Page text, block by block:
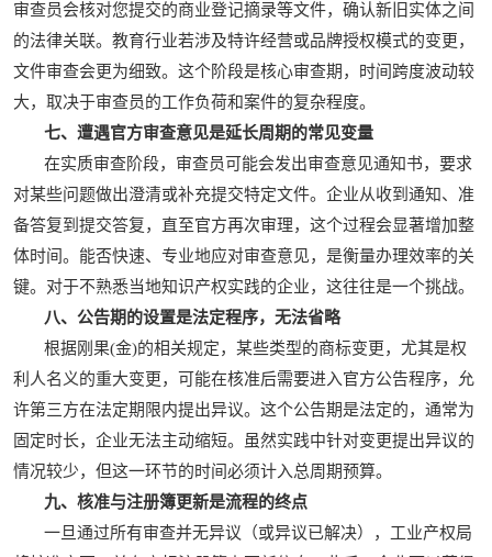
审查员会核对您提交的商业登记摘录等文件，确认新旧实体之间
的法律关联。教育行业若涉及特许经营或品牌授权模式的变更，
文件审查会更为细致。这个阶段是核心审查期，时间跨度波动较
大，取决于审查员的工作负荷和案件的复杂程度。
七、遭遇官方审查意见是延长周期的常见变量
在实质审查阶段，审查员可能会发出审查意见通知书，要求
对某些问题做出澄清或补充提交特定文件。企业从收到通知、准
备答复到提交答复，直至官方再次审理，这个过程会显著增加整
体时间。能否快速、专业地应对审查意见，是衡量办理效率的关
键。对于不熟悉当地知识产权实践的企业，这往往是一个挑战。
八、公告期的设置是法定程序，无法省略
根据刚果(金)的相关规定，某些类型的商标变更，尤其是权
利人名义的重大变更，可能在核准后需要进入官方公告程序，允
许第三方在法定期限内提出异议。这个公告期是法定的，通常为
固定时长，企业无法主动缩短。虽然实践中针对变更提出异议的
情况较少，但这一环节的时间必须计入总周期预算。
九、核准与注册簿更新是流程的终点
一旦通过所有审查并无异议（或异议已解决），工业产权局